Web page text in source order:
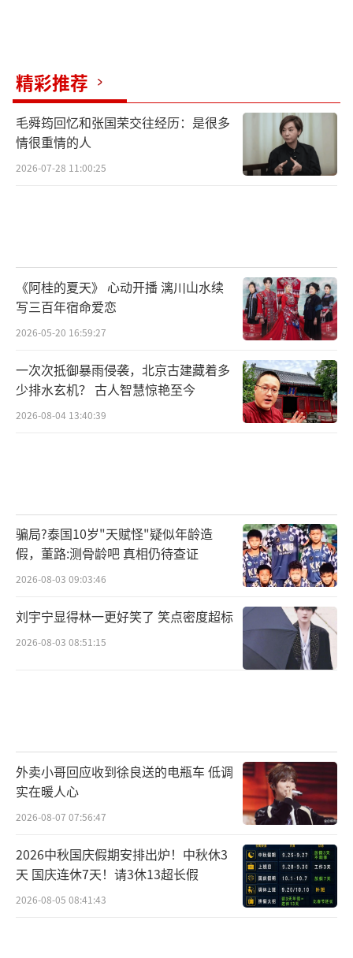
留下的遗嘱中，除了将遗体捐赠医学研究，还
特别要求将骨灰撒入太平洋，“让我随着洋流
回到家乡”。这个生于无锡、长于重庆、客居
美国的学者，最终用这种诗意的方式实现
了“落叶归根”的夙愿。王力宏在文中特别提
命诠释了：真正的强大，源于永不妥协的精神
力量。正如网友在悼念留言中写的：“您用残
缺的身体，为我们撑起了完整的精神天空”。
精彩推荐
毛舜筠回忆和张国荣交往经历：是很多
情很重情的人
2026-07-28 11:00:25
《阿桂的夏天》 心动开播 漓川山水续
写三百年宿命爱恋
2026-05-20 16:59:27
一次次抵御暴雨侵袭，北京古建藏着多
少排水玄机？ 古人智慧惊艳至今
2026-08-04 13:40:39
骗局?泰国10岁"天赋怪"疑似年龄造
假，董路:测骨龄吧 真相仍待查证
2026-08-03 09:03:46
刘宇宁显得林一更好笑了 笑点密度超标
2026-08-03 08:51:15
外卖小哥回应收到徐良送的电瓶车 低调
实在暖人心
2026-08-07 07:56:47
2026中秋国庆假期安排出炉！中秋休3
天 国庆连休7天！请3休13超长假
2026-08-05 08:41:43